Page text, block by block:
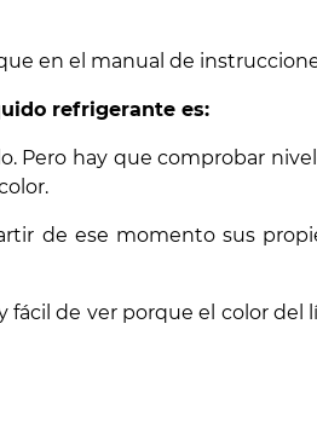
en el manual de
refrigerante es:
Pero hay que comprobar
de ese momento sus
fácil de ver porque el color